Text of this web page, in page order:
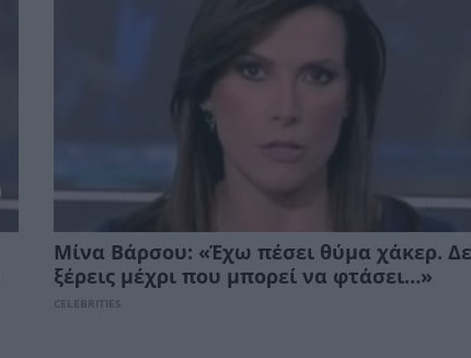
Μίνα Βάρσου: «Έχω πέσει θύμα χάκερ.
ξέρεις μέχρι που μπορεί να φτάσει…»
CELEBRITIES